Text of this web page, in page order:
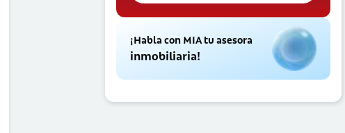
¡Habla con MIA tu asesora
inmobiliaria!